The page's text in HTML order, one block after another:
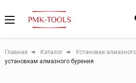
Главная Каталог Установки
установкам алмазного бурения